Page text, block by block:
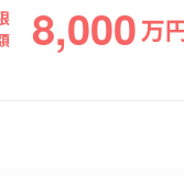
8,000万